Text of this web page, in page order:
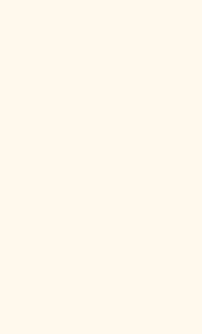
还不打算停在这里这
振翅时那点掠影浮
网物理学告诉他，要
而他，正在为他的蝴
二的势阱他以信仰来
应该算高智商，且很有
上主心骨的存在，很
常之多呢）。187，
人各种意义上，智性